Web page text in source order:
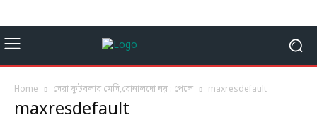
Home সেরা ফুটবলার মেসি,রোনালদো নয় : পেলে maxresdefault
maxresdefault